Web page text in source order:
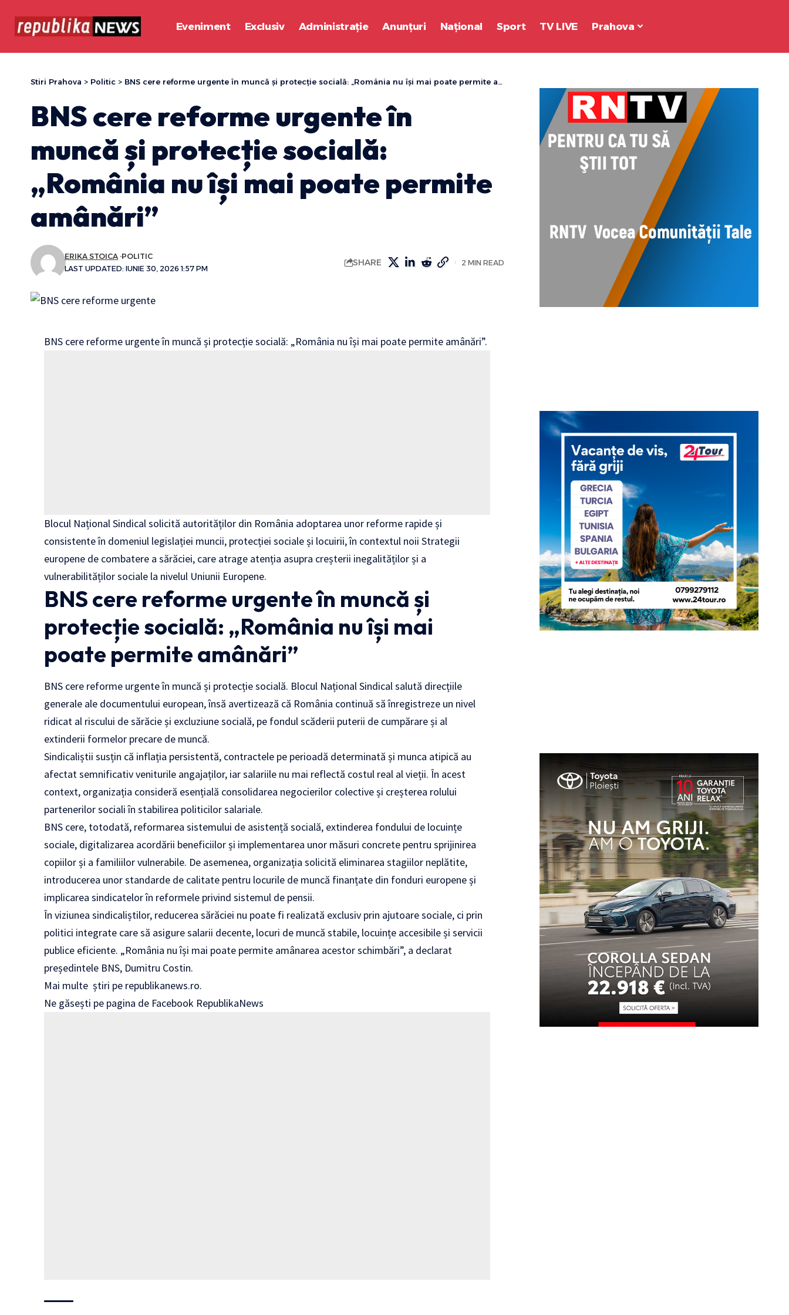
Eveniment Exclusiv Administrație Anunțuri Național Sport TV LIVE Prahova
Stiri Prahova > Politic > BNS cere reforme urgente în muncă și protecție socială: „România nu își mai poate permite amânări”
BNS cere reforme urgente în
muncă și protecție socială:
„România nu își mai poate permite
amânări”
LAST UPDATED: IUNIE 30, 2026 1:57 PM
ERIKA STOICA POLITIC
SHARE 2 MIN READ
BNS cere reforme urgente în muncă și protecție socială: „România nu își mai poate permite amânări”.
Blocul Național Sindical solicită autorităților din România adoptarea unor reforme rapide și
consistente în domeniul legislației muncii, protecției sociale și locuirii, în contextul noii Strategii
europene de combatere a sărăciei, care atrage atenția asupra creșterii inegalităților și a
vulnerabilităților sociale la nivelul Uniunii Europene.
BNS cere reforme urgente în muncă și
protecție socială: „România nu își mai
poate permite amânări”
BNS cere reforme urgente în muncă și protecție socială. Blocul Național Sindical salută direcțiile
generale ale documentului european, însă avertizează că România continuă să înregistreze un nivel
ridicat al riscului de sărăcie și excluziune socială, pe fondul scăderii puterii de cumpărare și al
extinderii formelor precare de muncă.
Sindicaliștii susțin că inflația persistentă, contractele pe perioadă determinată și munca atipică au
afectat semnificativ veniturile angajaților, iar salariile nu mai reflectă costul real al vieții. În acest
context, organizația consideră esențială consolidarea negocierilor colective și creșterea rolului
partenerilor sociali în stabilirea politicilor salariale.
BNS cere, totodată, reformarea sistemului de asistență socială, extinderea fondului de locuințe
sociale, digitalizarea acordării beneficiilor și implementarea unor măsuri concrete pentru sprijinirea
copiilor și a familiilor vulnerabile. De asemenea, organizația solicită eliminarea stagiilor neplătite,
introducerea unor standarde de calitate pentru locurile de muncă finanțate din fonduri europene și
implicarea sindicatelor în reformele privind sistemul de pensii.
În viziunea sindicaliștilor, reducerea sărăciei nu poate fi realizată exclusiv prin ajutoare sociale, ci prin
politici integrate care să asigure salarii decente, locuri de muncă stabile, locuințe accesibile și servicii
publice eficiente. „România nu își mai poate permite amânarea acestor schimbări”, a declarat
președintele BNS, Dumitru Costin.
Mai multe știri pe republikanews.ro.
Ne găsești pe pagina de Facebook RepublikaNews